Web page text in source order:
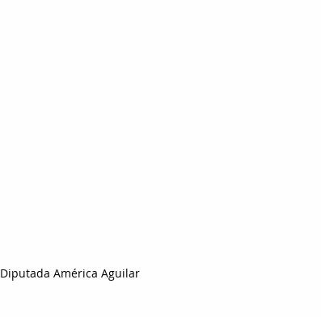
Diputada América Aguilar